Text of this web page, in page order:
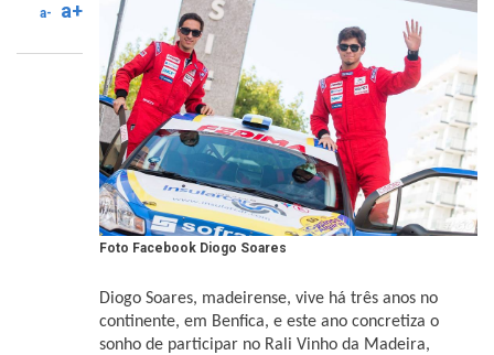
a- a+
Foto Facebook Diogo Soares
Diogo Soares, madeirense, vive há três anos no
continente, em Benfica, e este ano concretiza o
sonho de participar no Rali Vinho da Madeira,